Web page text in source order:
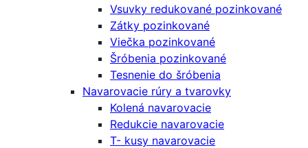
Vsuvky redukované pozinkované
Zátky pozinkované
Viečka pozinkované
Šróbenia pozinkované
Tesnenie do šróbenia
Navarovacie rúry a tvarovky
Kolená navarovacie
Redukcie navarovacie
T- kusy navarovacie